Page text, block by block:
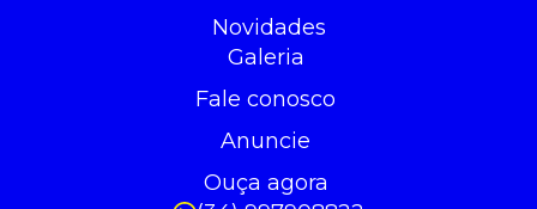
Novidades
Galeria
Fale conosco
Anuncie
Ouça agora